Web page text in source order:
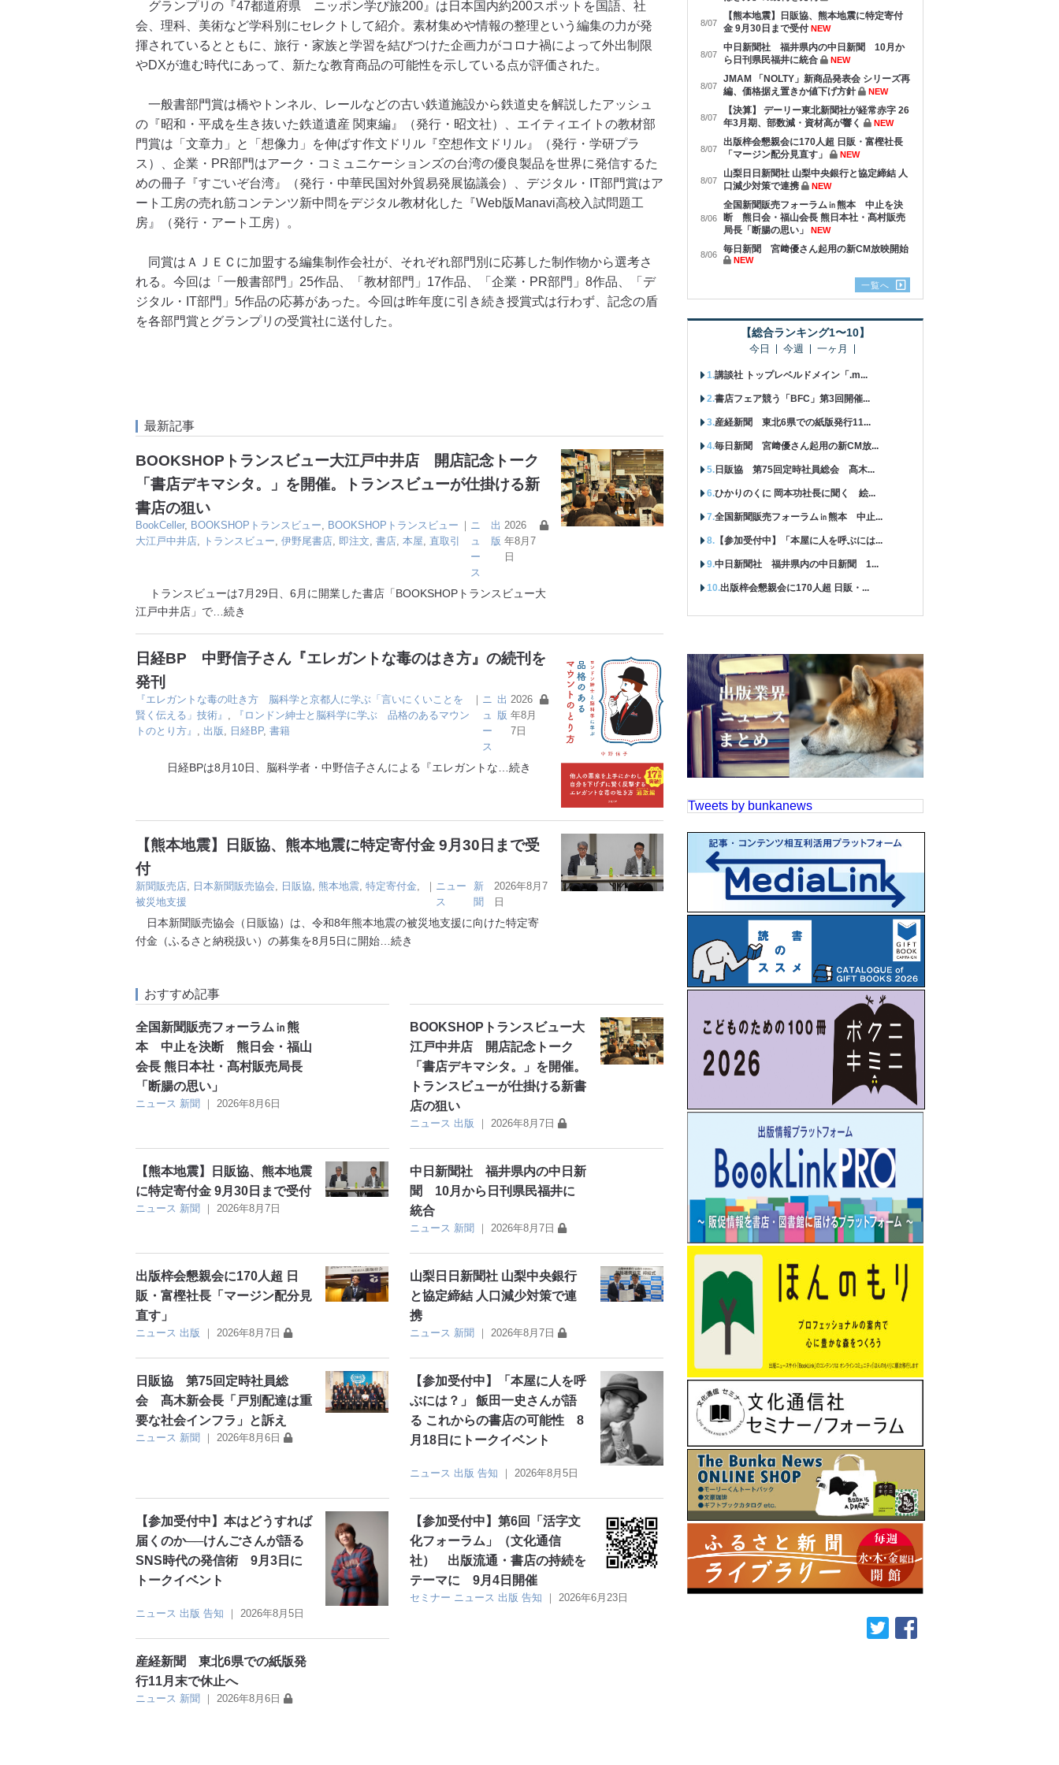
グランプリの『47都道府県 ニッポン学び旅200』は日本国内約200スポットを国語、社
会、理科、美術など学科別にセレクトして紹介。素材集めや情報の整理という編集の力が発
揮されているとともに、旅行・家族と学習を結びつけた企画力がコロナ禍によって外出制限
やDXが進む時代にあって、新たな教育商品の可能性を示している点が評価された。
一般書部門賞は橋やトンネル、レールなどの古い鉄道施設から鉄道史を解説したアッシュ
の『昭和・平成を生き抜いた鉄道遺産 関東編』（発行・昭文社）、エイティエイトの教材部
門賞は「文章力」と「想像力」を伸ばす作文ドリル『空想作文ドリル』（発行・学研プラ
ス）、企業・PR部門はアーク・コミュニケーションズの台湾の優良製品を世界に発信するた
めの冊子『すごいぞ台湾』（発行・中華民国対外貿易発展協議会）、デジタル・IT部門賞はア
ート工房の売れ筋コンテンツ新中問をデジタル教材化した『Web版Manavi高校入試問題工
房』（発行・アート工房）。
同賞はＡＪＥＣに加盟する編集制作会社が、それぞれ部門別に応募した制作物から選考さ
れる。今回は「一般書部門」25作品、「教材部門」17作品、「企業・PR部門」8作品、「デ
ジタル・IT部門」5作品の応募があった。今回は昨年度に引き続き授賞式は行わず、記念の盾
を各部門賞とグランプリの受賞社に送付した。
最新記事
BOOKSHOPトランスビュー大江戸中井店 開店記念トーク
「書店デキマシタ。」を開催。トランスビューが仕掛ける新
書店の狙い
BookCeller, BOOKSHOPトランスビュー, BOOKSHOPトランスビュー
大江戸中井店, トランスビュー, 伊野尾書店, 即注文, 書店, 本屋, 直取引
｜ ニ
ュ
ー
ス
出
版
2026
年8月7
日
トランスビューは7月29日、6月に開業した書店「BOOKSHOPトランスビュー大
江戸中井店」で …続き
日経BP 中野信子さん『エレガントな毒のはき方』の続刊を
発刊
『エレガントな毒の吐き方 脳科学と京都人に学ぶ「言いにくいことを
賢く伝える」技術』 ,
『ロンドン紳士と脳科学に学ぶ 品格のあるマウン
トのとり方』 , 出版, 日経BP, 書籍
｜ ニ
ュ
ー
ス
出
版
2026
年8月
7日
日経BPは8月10日、脳科学者・中野信子さんによる『エレガントな …続き
【熊本地震】日販協、熊本地震に特定寄付金 9月30日まで受
付
新聞販売店 日本新聞販売協会 日販協 熊本地震 特定寄付金
被災地支援
｜ ニュー
ス
新
聞
2026年8月7
日
日本新聞販売協会（日販協）は、令和8年熊本地震の被災地支援に向けた特定寄
付金（ふるさと納税扱い）の募集を8月5日に開始 …続き
おすすめ記事
全国新聞販売フォーラム㏌熊
本 中止を決断 熊日会・福山
会長 熊日本社・髙村販売局長
「断腸の思い」
ニュース 新聞 ｜ 2026年8月6日
BOOKSHOPトランスビュー大
江戸中井店 開店記念トーク
「書店デキマシタ。」を開催。
トランスビューが仕掛ける新書
店の狙い
ニュース 出版 ｜ 2026年8月7日
【熊本地震】日販協、熊本地震
に特定寄付金 9月30日まで受付
ニュース 新聞 ｜ 2026年8月7日
中日新聞社 福井県内の中日新
聞 10月から日刊県民福井に
統合
ニュース 新聞 ｜ 2026年8月7日
出版梓会懇親会に170人超 日
販・富樫社長「マージン配分見
直す」
ニュース 出版 ｜ 2026年8月7日
山梨日日新聞社 山梨中央銀行
と協定締結 人口減少対策で連
携
ニュース 新聞 ｜ 2026年8月7日
日販協 第75回定時社員総
会 髙木新会長「戸別配達は重
要な社会インフラ」と訴え
ニュース 新聞 ｜ 2026年8月6日
【参加受付中】「本屋に人を呼
ぶには？」 飯田一史さんが語
る これからの書店の可能性 8
月18日にトークイベント
ニュース 出版 告知 ｜2026年8月5日
【参加受付中】本はどうすれば
届くのか──けんごさんが語る
SNS時代の発信術 9月3日に
トークイベント
ニュース 出版 告知 ｜ 2026年8月5日
【参加受付中】第6回「活字文
化フォーラム」（文化通信
社） 出版流通・書店の持続を
テーマに 9月4日開催
セミナー ニュース 出版 告知 ｜2026年6月23日
産経新聞 東北6県での紙版発
行11月末で休止へ
ニュース 新聞 ｜ 2026年8月6日
8/07
【熊本地震】日販協、熊本地震に特定寄付
金 9月30日まで受付 NEW
8/07
中日新聞社 福井県内の中日新聞 10月か
ら日刊県民福井に統合
NEW
8/07
JMAM 「NOLTY」新商品発表会 シリーズ再
編、価格据え置きか値下げ方針
NEW
8/07
【決算】 デーリー東北新聞社が経常赤字 26
年3月期、部数減・資材高が響く
NEW
8/07
出版梓会懇親会に170人超 日販・富樫社長
「マージン配分見直す」
NEW
8/07
山梨日日新聞社 山梨中央銀行と協定締結 人
口減少対策で連携
NEW
8/06
全国新聞販売フォーラム㏌熊本 中止を決
断 熊日会・福山会長 熊日本社・髙村販売
局長「断腸の思い」
NEW
8/06 毎日新聞 宮﨑優さん起用の新CM放映開始
NEW
一覧へ
【総合ランキング1〜10】
今日 今週 一ヶ月
講談社 トップレベルドメイン「.m...
書店フェア競う「BFC」第3回開催...
産経新聞 東北6県での紙版発行11...
毎日新聞 宮﨑優さん起用の新CM放...
日販協 第75回定時社員総会 髙木...
ひかりのくに 岡本功社長に聞く 絵...
全国新聞販売フォーラム㏌熊本 中止...
【参加受付中】「本屋に人を呼ぶには...
中日新聞社 福井県内の中日新聞 1...
出版梓会懇親会に170人超 日販・...
Tweets by bunkanews